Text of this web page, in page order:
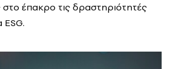
έπακρο τις δραστηριότητές